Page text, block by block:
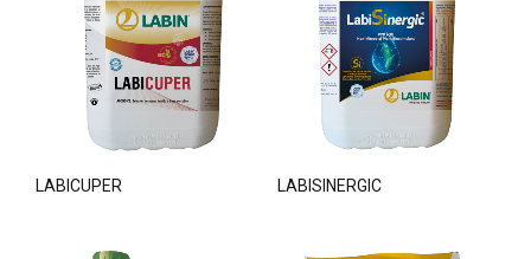
LABICUPER LABISINERGIC